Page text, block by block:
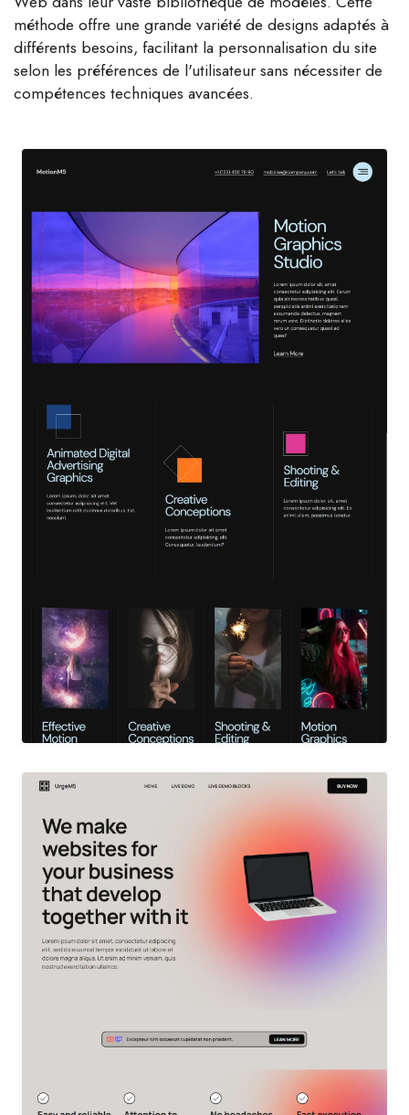
méthode offre une grande variété de designs adaptés à
différents besoins, facilitant la personnalisation du site
selon les préférences de l'utilisateur sans nécessiter de
compétences techniques avancées.